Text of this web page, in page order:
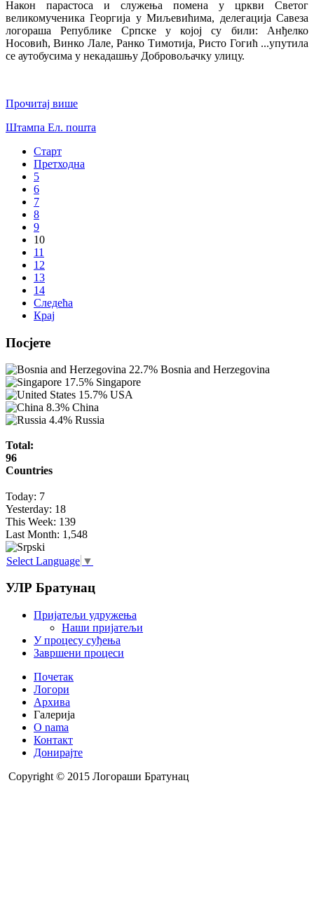
Након парастоса и служења помена у цркви Светог
великомученика Георгија у Миљевићима, делегација Савеза
логораша Републике Српске у којој су били: Анђелко
Носовић, Винко Лале, Ранко Тимотија, Ристо Гогић ...упутила
се аутобусима у некадашњу Добровољачку улицу.
Прочитај више
Штампа Ел. пошта
Старт
Претходна
5
6
7
8
9
10
11
12
13
14
Следећа
Крај
Посјете
22.7% Bosnia and Herzegovina
17.5% Singapore
15.7% USA
8.3% China
4.4% Russia
Total:
96
Countries
Today: 7
Yesterday: 18
This Week: 139
Last Month: 1,548
Select Language ▼
УЛР Братунац
Пријатељи удружења
Наши пријатељи
У процесу суђења
Завршени процеси
Почетак
Логори
Архива
Галерија
O nama
Контакт
Донирајте
Copyright © 2015 Логораши Братунац